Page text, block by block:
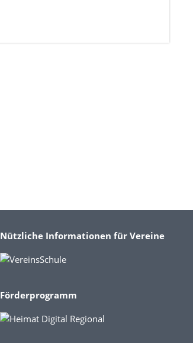
Nützliche Informationen für Vereine
Förderprogramm